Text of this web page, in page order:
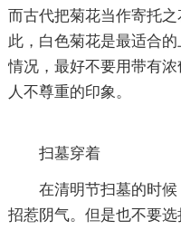
而古代把菊花当作寄托
此，白色菊花是最适合
情况，最好不要用带有
人不尊重的印象。
扫墓穿着
在清明节扫墓的时
招惹阴气。但是也不要